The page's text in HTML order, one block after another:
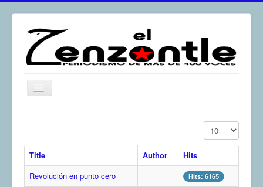
Toggle
Resistencia
Análisis
Display #
Title Author
Hits
Revolución en punto cero
Hits: 6165